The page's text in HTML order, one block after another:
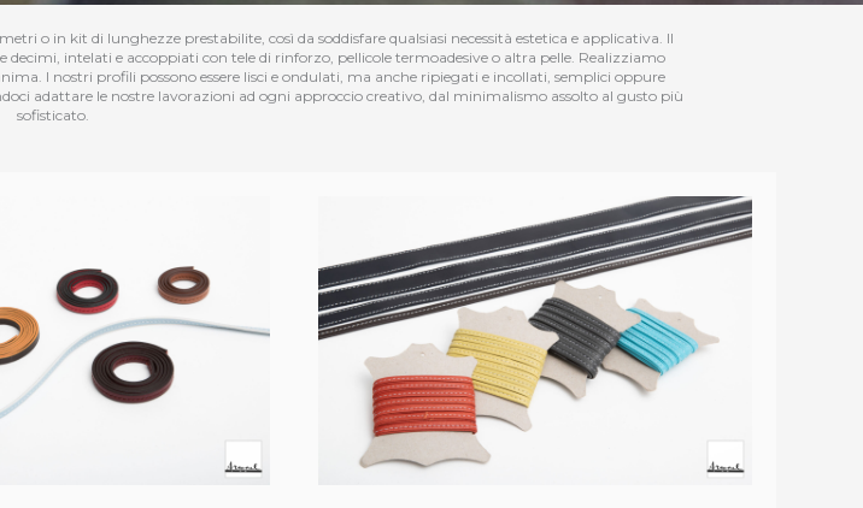
o in kit di lunghezze prestabilite, così da soddisfare qualsiasi necessità estetica e applicativa. Il
intelati e accoppiati con tele di rinforzo, pellicole termoadesive o altra pelle. Realizziamo
I nostri profili possono essere lisci e ondulati, ma anche ripiegati e incollati, semplici oppure
adattare le nostre lavorazioni ad ogni approccio creativo, dal minimalismo assolto al gusto più
sofisticato.